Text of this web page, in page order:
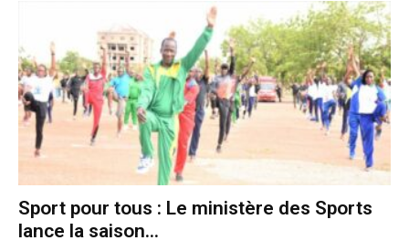
Sport pour tous : Le ministère des Sports
lance la saison...